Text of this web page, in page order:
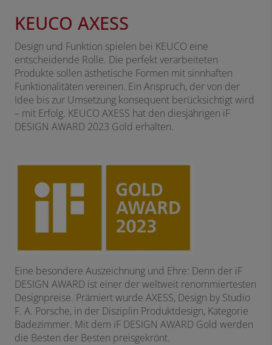
KEUCO AXESS
Design und Funktion spielen bei KEUCO eine
entscheidende Rolle. Die perfekt verarbeiteten
Produkte sollen ästhetische Formen mit sinnhaften
Funktionalitäten vereinen. Ein Anspruch, der von der
Idee bis zur Umsetzung konsequent berücksichtigt wird
– mit Erfolg. KEUCO AXESS hat den diesjährigen iF
DESIGN AWARD 2023 Gold erhalten.
Eine besondere Auszeichnung und Ehre: Denn der iF
DESIGN AWARD ist einer der weltweit renommiertesten
Designpreise. Prämiert wurde AXESS, Design by Studio
F. A. Porsche, in der Disziplin Produktdesign, Kategorie
Badezimmer. Mit dem iF DESIGN AWARD Gold werden
die Besten der Besten preisgekrönt.